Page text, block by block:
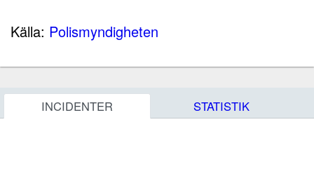
Källa: Polismyndigheten
INCIDENTER STATISTIK